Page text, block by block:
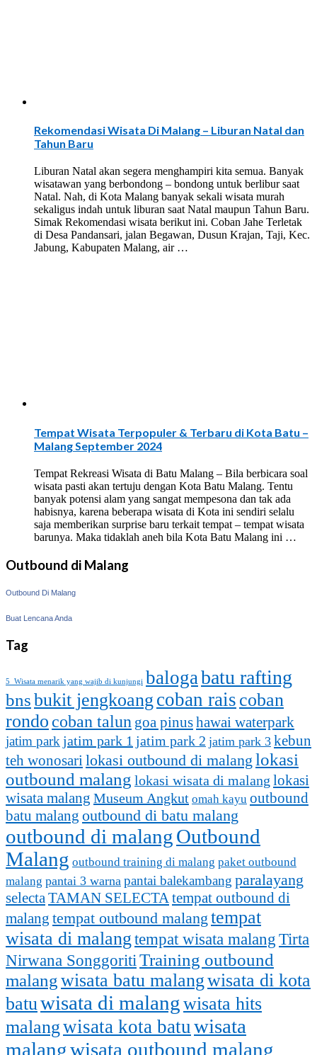
Rekomendasi Wisata Di Malang – Liburan Natal dan
Tahun Baru
Liburan Natal akan segera menghampiri kita semua. Banyak
wisatawan yang berbondong – bondong untuk berlibur saat
Natal. Nah, di Kota Malang banyak sekali wisata murah
sekaligus indah untuk liburan saat Natal maupun Tahun Baru.
Simak Rekomendasi wisata berikut ini. Coban Jahe Terletak
di Desa Pandansari, jalan Begawan, Dusun Krajan, Taji, Kec.
Jabung, Kabupaten Malang, air …
Tempat Wisata Terpopuler & Terbaru di Kota Batu –
Malang September 2024
Tempat Rekreasi Wisata di Batu Malang – Bila berbicara soal
wisata pasti akan tertuju dengan Kota Batu Malang. Tentu
banyak potensi alam yang sangat mempesona dan tak ada
habisnya, karena beberapa wisata di Kota ini sendiri selalu
saja memberikan surprise baru terkait tempat – tempat wisata
barunya. Maka tidaklah aneh bila Kota Batu Malang ini …
Outbound di Malang
Outbound Di Malang
Buat Lencana Anda
Tag
5 Wisata menarik yang wajib di kunjungi baloga batu rafting
bnsbukit jengkoang coban rais coban
rondo coban talun goa pinushawai waterpark
jatim park jatim park 1 jatim park 2 jatim park 3 kebun
teh wonosari lokasi outbound di malang lokasi
outbound malang lokasi wisata di malang lokasi
wisata malang Museum Angkut omah kayu outbound
batu malang outbound di batu malang
outbound di malangOutbound
Malang outbound training di malang paket outbound
malang pantai 3 warna pantai balekambang paralayang
selecta TAMAN SELECTA tempat outbound di
malang tempat outbound malang tempat
wisata di malangtempat wisata malangTirta
Nirwana SonggoritiTraining outbound
malangwisata batu malangwisata di kota
batu wisata di malangwisata hits
malangwisata kota batu wisata
malangwisata outbound malang